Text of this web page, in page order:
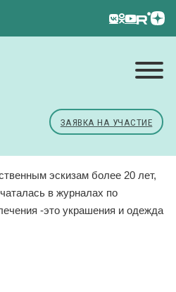
ЗАЯВКА НА УЧАСТИЕ
эскизам более 20 лет,
в журналах по
-это украшения и одежда